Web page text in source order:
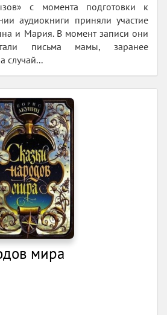
с момента подготовки к
аудиокниги приняли участие
и Мария. В момент записи они
письма мамы, заранее
случай...
мира